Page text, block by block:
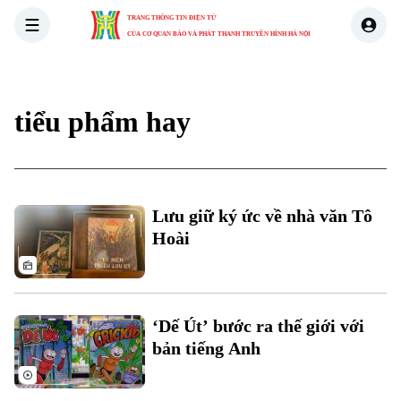
TRANG THÔNG TIN ĐIỆN TỬ
CỦA CƠ QUAN BÁO VÀ PHÁT THANH TRUYỀN HÌNH HÀ NỘI
Xu hướng
Chuyên mục
Thời sự
Hà Nội
Hà Nội
tiểu phẩm hay
Lưu giữ ký ức về nhà văn Tô
Hoài
‘Dế Út’ bước ra thế giới với
bản tiếng Anh